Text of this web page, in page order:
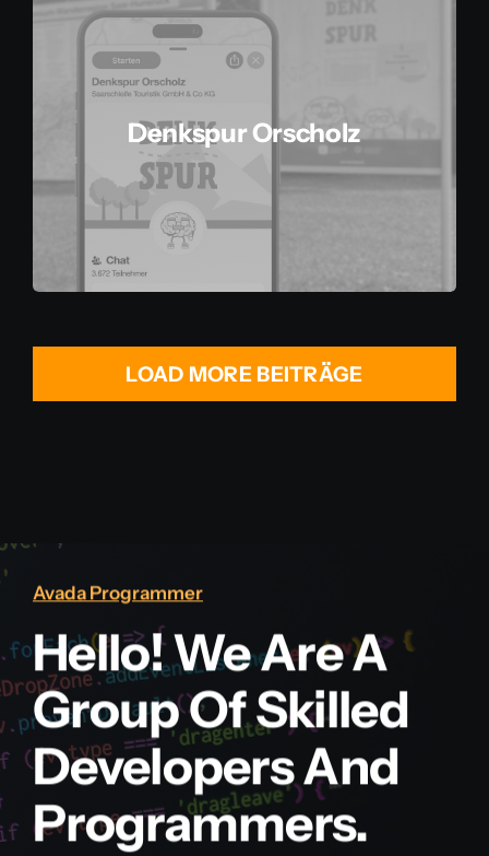
Denkspur Orscholz
LOAD MORE BEITRÄGE
Avada Programmer
Hello! We Are A
Group Of Skilled
Developers And
Programmers.